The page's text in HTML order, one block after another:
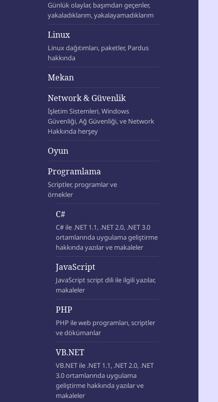
Günlük olaylar, başımdan geçenler,
yakaladıklarım, yakalayamadıklarım
Linux
Linux dağıtımları, paketler, Pardus
hakkında
Mekan
Network & Güvenlik
İşletim Sistemleri, Windows
Güvenliği, Ağ Güvenliği, ve Network
Hakkında herşey
Oyun
Programlama
Scriptler, programlar ve
örnekler
C#
C# ile .NET 1.1, .NET 2.0, .NET 3.0
ortamlarında uygulama geliştirme
hakkında yazılar ve makaleler
JavaScript
JavaScript script dili ile ilgili yazılar,
makaleler
PHP
PHP ile web programları, scriptler
ve dökümanlar
VB.NET
VB.NET ile .NET 1.1, .NET 2.0, .NET
3.0 ortamlarında uygulama
geliştirme hakkında yazılar ve
makaleler